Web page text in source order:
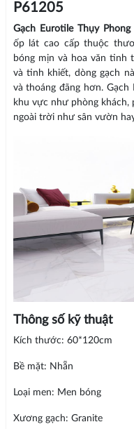
P61205
Gạch Eurotile Thụy
ốp lát cao cấp thuộc
bóng mịn và hoa văn tinh
và tinh khiết, dòng gạch
và thoáng đãng hơn.
khu vực như phòng khách,
ngoài trời như sân vườn
Thông số kỹ thuật
Kích thước: 60*120cm
Bề mặt: Nhẵn
Loại men: Men bóng
Xương gạch: Granite